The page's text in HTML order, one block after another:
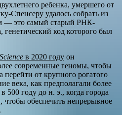
ребенка, умершего от
Спенсеру удалось собрать из
— это самый старый РНК-
код которого был
Science в 2020 году он
современные геномы, чтобы
перейти от крупного рогатого
века, как предполагали более
500 году до н. э., когда города
чтобы обеспечить непрерывное